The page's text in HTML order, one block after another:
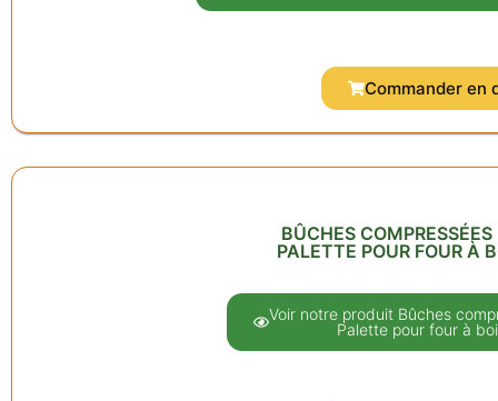
Commander en
BÛCHES
PALETTE POUR FOUR À
Voir notre produit Bûches
Palette pour four à